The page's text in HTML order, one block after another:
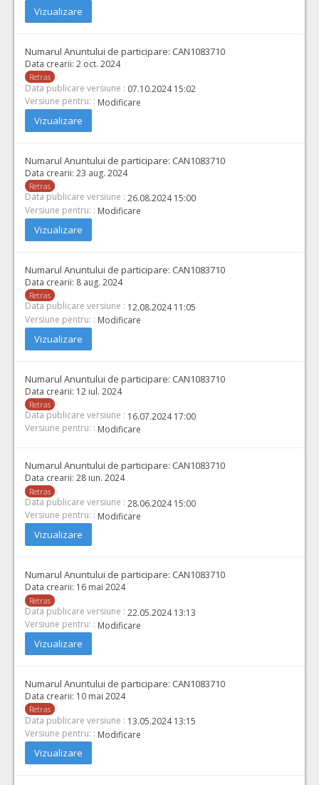
Vizualizare
Numarul Anuntului de participare: CAN1083710
Data crearii: 2 oct. 2024
Retras
Data publicare versiune : 07.10.2024 15:02
Versiune pentru: : Modificare
Vizualizare
Numarul Anuntului de participare: CAN1083710
Data crearii: 23 aug. 2024
Retras
Data publicare versiune : 26.08.2024 15:00
Versiune pentru: : Modificare
Vizualizare
Numarul Anuntului de participare: CAN1083710
Data crearii: 8 aug. 2024
Retras
Data publicare versiune : 12.08.2024 11:05
Versiune pentru: : Modificare
Vizualizare
Numarul Anuntului de participare: CAN1083710
Data crearii: 12 iul. 2024
Retras
Data publicare versiune : 16.07.2024 17:00
Versiune pentru: : Modificare
Numarul Anuntului de participare: CAN1083710
Data crearii: 28 iun. 2024
Retras
Data publicare versiune : 28.06.2024 15:00
Versiune pentru: : Modificare
Vizualizare
Numarul Anuntului de participare: CAN1083710
Data crearii: 16 mai 2024
Retras
Data publicare versiune : 22.05.2024 13:13
Versiune pentru: : Modificare
Vizualizare
Numarul Anuntului de participare: CAN1083710
Data crearii: 10 mai 2024
Retras
Data publicare versiune : 13.05.2024 13:15
Versiune pentru: : Modificare
Vizualizare